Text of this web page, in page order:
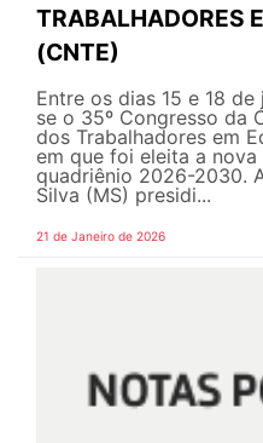
TRABALHADORES
(CNTE)
Entre os dias 15 e 18
se o 35º Congresso da
dos Trabalhadores em
em que foi eleita a
quadriênio 2026-2030.
Silva (MS) presidi...
21 de Janeiro de 2026